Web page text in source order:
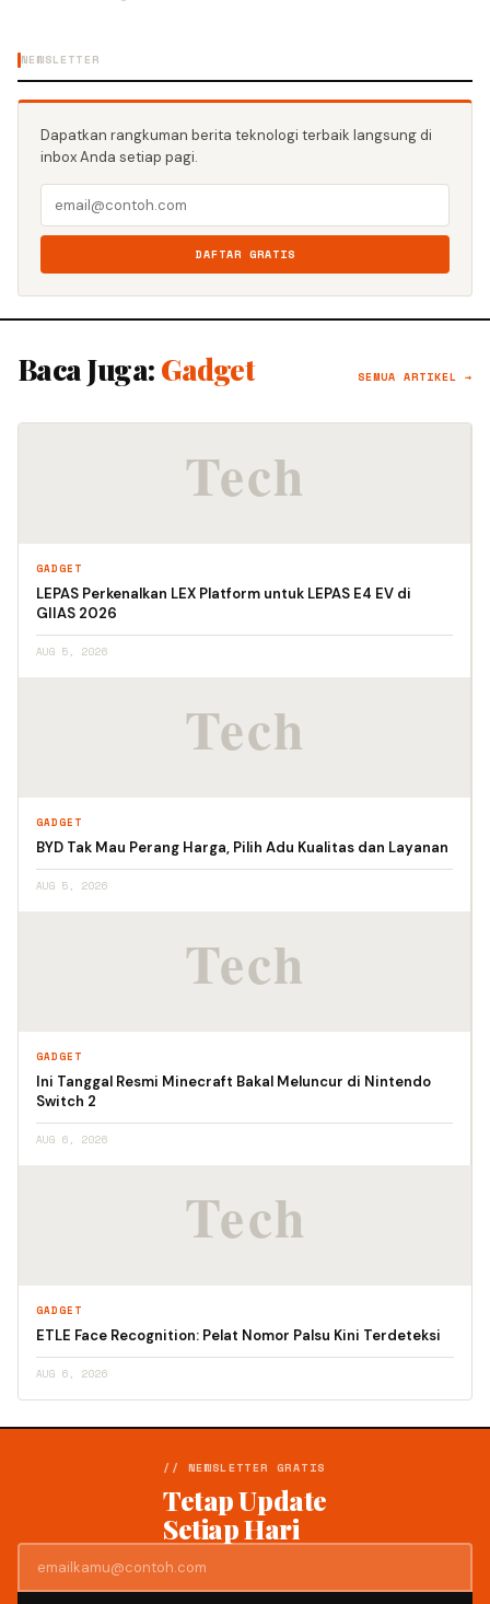
NEWSLETTER
Dapatkan rangkuman berita teknologi terbaik langsung di
inbox Anda setiap pagi.
DAFTAR GRATIS
Baca Juga: Gadget SEMUA ARTIKEL →
GADGET
LEPAS Perkenalkan LEX Platform untuk LEPAS E4 EV di
GIIAS 2026
AUG 5, 2026
GADGET
BYD Tak Mau Perang Harga, Pilih Adu Kualitas dan Layanan
AUG 5, 2026
GADGET
Ini Tanggal Resmi Minecraft Bakal Meluncur di Nintendo
Switch 2
AUG 6, 2026
GADGET
ETLE Face Recognition: Pelat Nomor Palsu Kini Terdeteksi
AUG 6, 2026
// NEWSLETTER GRATIS
Tetap Update
Setiap Hari